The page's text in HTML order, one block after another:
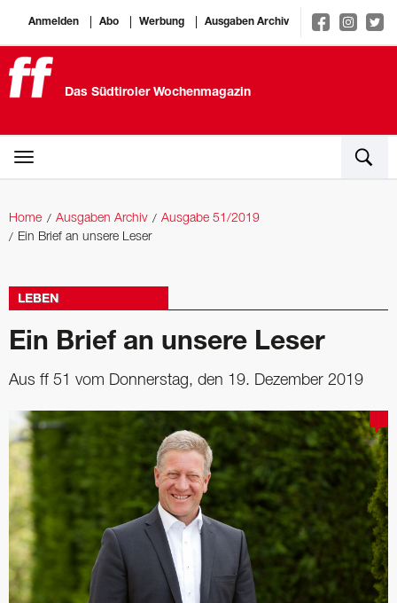
Anmelden Abo Werbung Ausgaben Archiv
Das Südtiroler Wochenmagazin
Home Ausgaben Archiv
Ausgabe 51/2019
Ein Brief an unsere Leser
LEBEN
Ein Brief an unsere Leser
Aus ff 51 vom Donnerstag, den 19. Dezember 2019